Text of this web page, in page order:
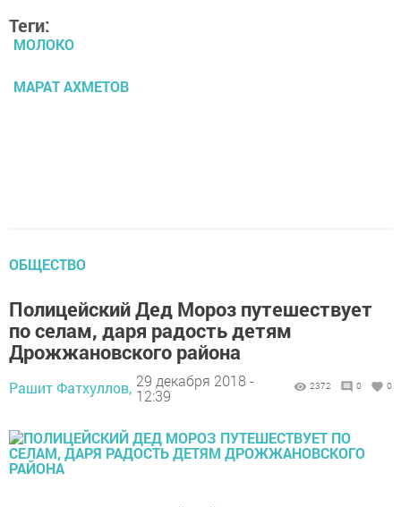
Теги:
МОЛОКО
МАРАТ АХМЕТОВ
ОБЩЕСТВО
Полицейский Дед Мороз путешествует
по селам, даря радость детям
Дрожжановского района
Рашит Фатхуллов, 29 декабря 2018 -
12:39
2372 0 0